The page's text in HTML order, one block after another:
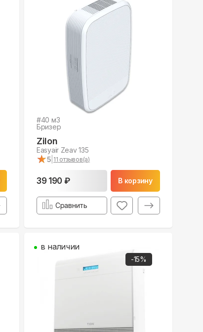
#40 м3
Бризер
Zilon
Easyair Zeav 135
★
★5 11 отзывов(а)
39 190 ₽ В корзину
Сравнить
-15%
в наличии